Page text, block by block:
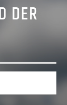
DER